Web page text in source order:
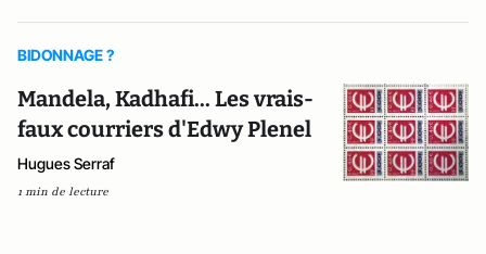
BIDONNAGE ?
Mandela, Kadhafi... Les vrais-
faux courriers d'Edwy Plenel
Hugues Serraf
1 min de lecture